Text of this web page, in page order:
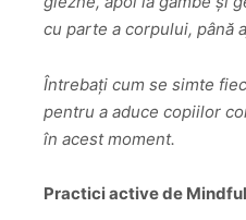
cu parte a corpului, până
Întrebați cum se simte
pentru a aduce copiilor
în acest moment.
Practici active de